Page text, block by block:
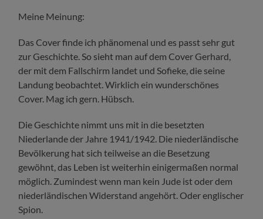
Meine Meinung:
Das Cover finde ich phänomenal und es passt sehr gut
zur Geschichte. So sieht man auf dem Cover Gerhard,
der mit dem Fallschirm landet und Sofieke, die seine
Landung beobachtet. Wirklich ein wunderschönes
Cover. Mag ich gern. Hübsch.
Die Geschichte nimmt uns mit in die besetzten
Niederlande der Jahre 1941/1942. Die niederländische
Bevölkerung hat sich teilweise an die Besetzung
gewöhnt, das Leben ist weiterhin einigermaßen normal
möglich. Zumindest wenn man kein Jude ist oder dem
niederländischen Widerstand angehört. Oder englischer
Spion.